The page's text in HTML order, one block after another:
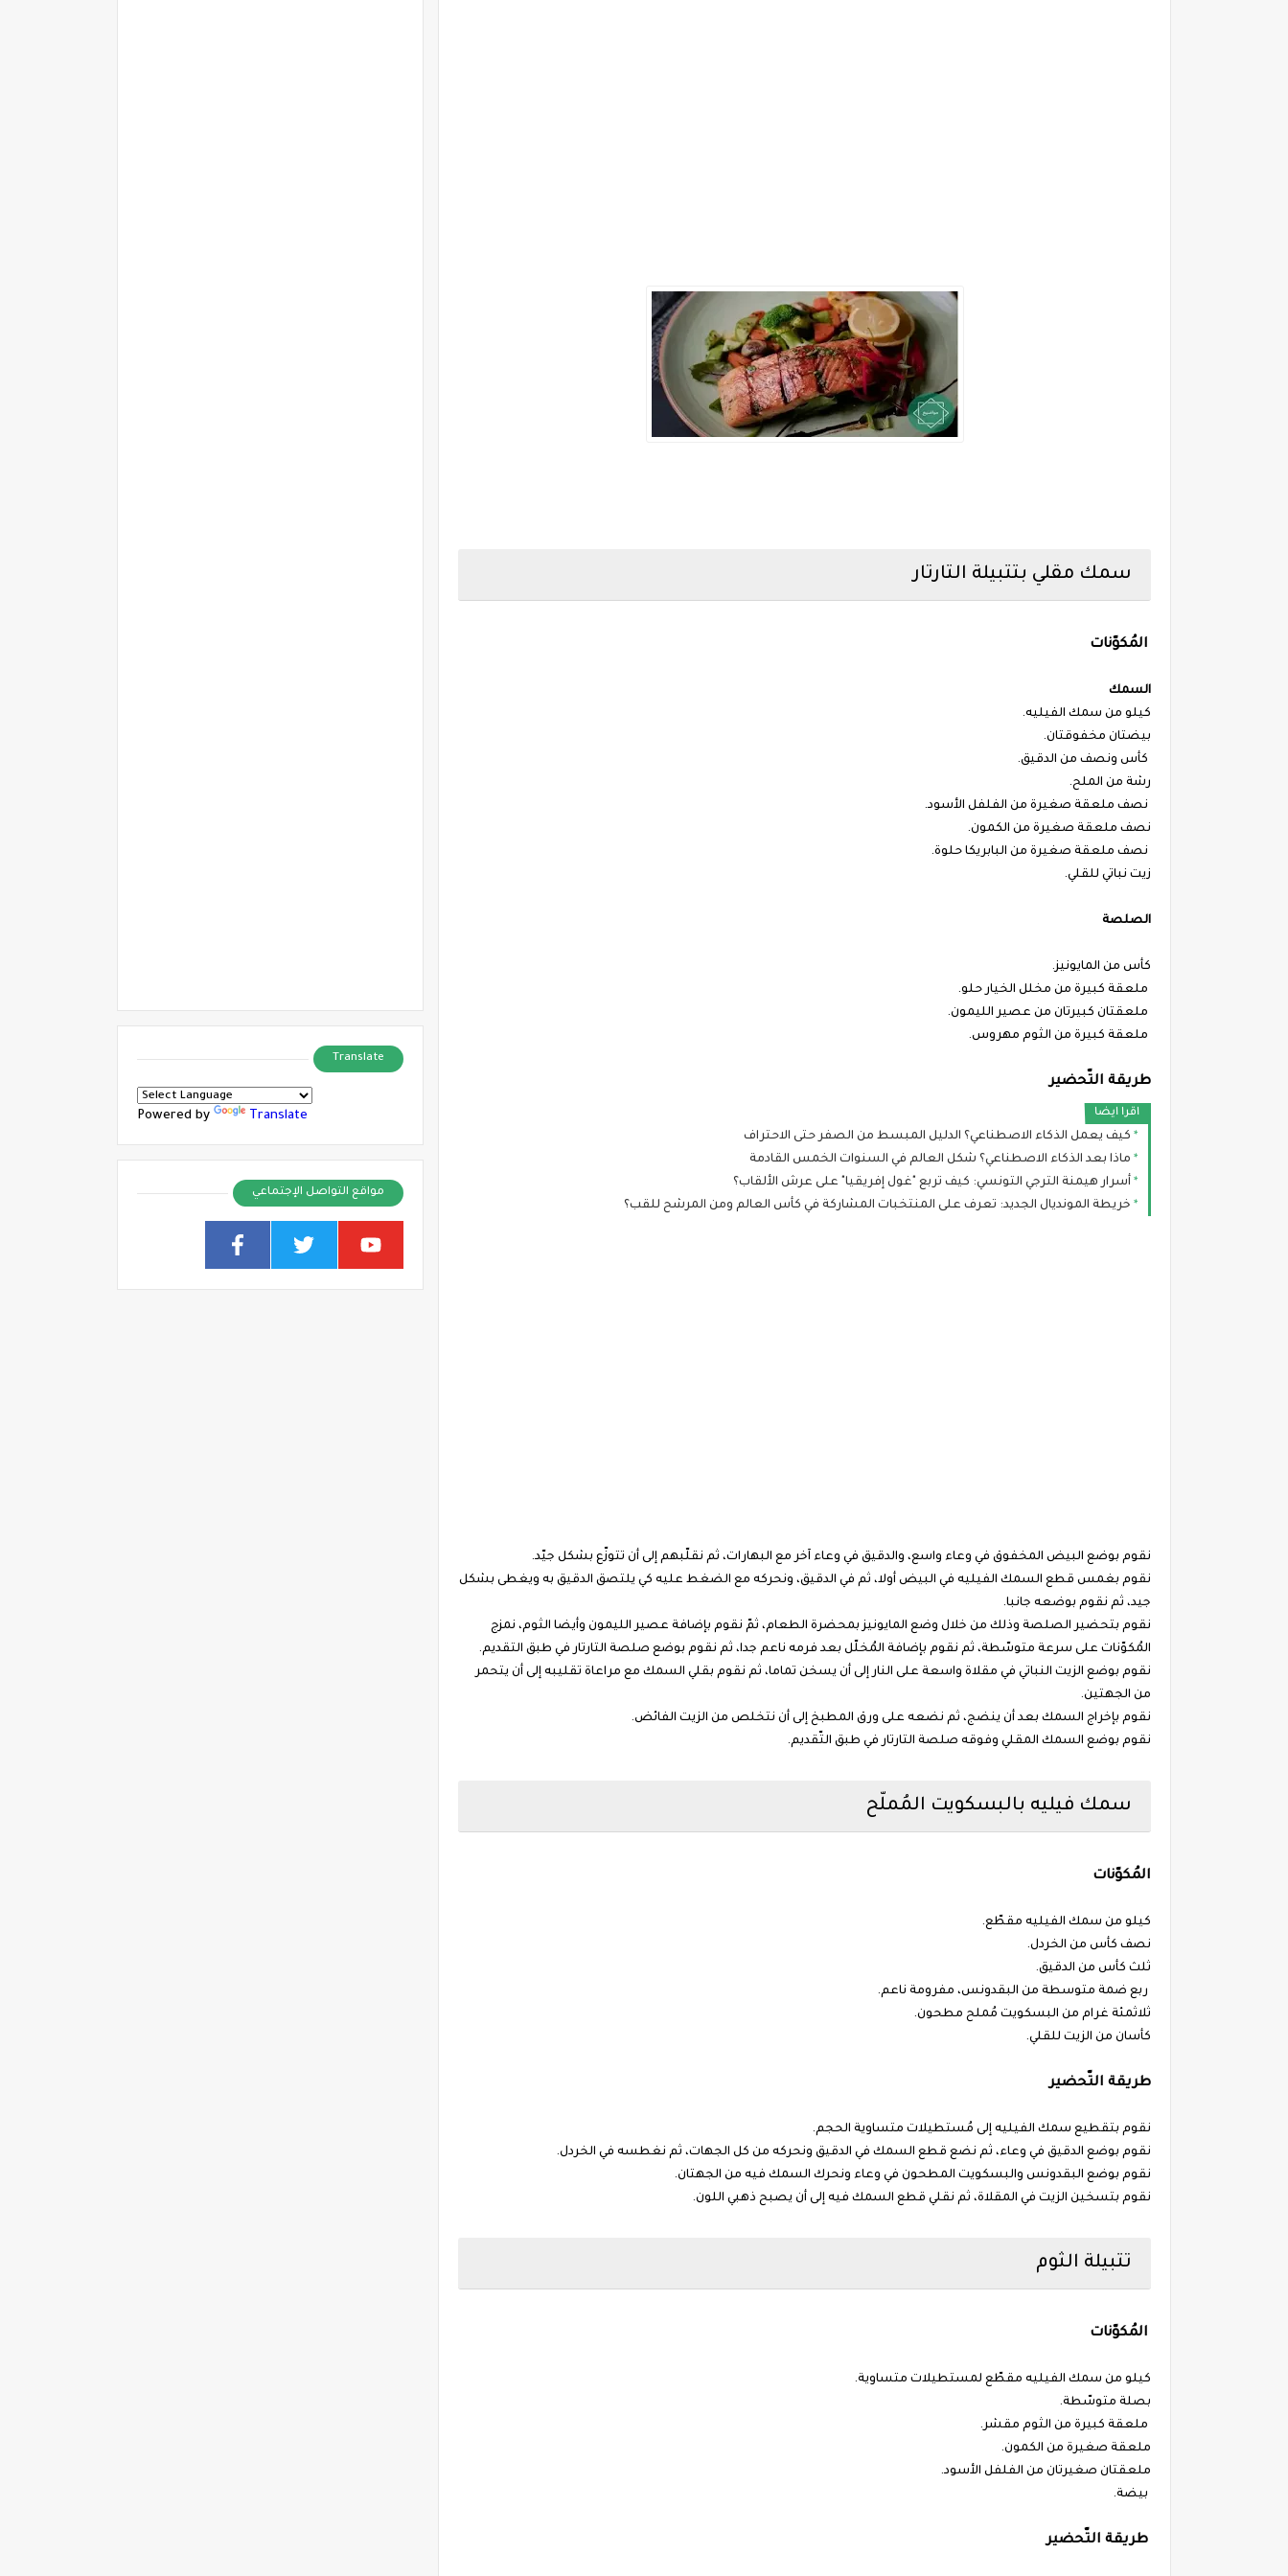
سمك مقلي بتتبيلة التارتار
المُكوّنات
السمك
كيلو من سمك الفيليه.
بيضتان مخفوقتان.
كأس ونصف من الدقيق.
رشة من الملح.
نصف ملعقة صغيرة من الفلفل الأسود.
نصف ملعقة صغيرة من الكمون.
نصف ملعقة صغيرة من البابريكا حلوة.
زيت نباتي للقلي.
الصلصة
كأس من المايونيز.
ملعقة كبيرة من مخلل الخيار حلو.
ملعقتان كبيرتان من عصير الليمون.
ملعقة كبيرة من الثوم مهروس.
طريقة التّحضير
اقرا ايضا
كيف يعمل الذكاء الاصطناعي؟ الدليل المبسط من الصفر حتى الاحتراف
ماذا بعد الذكاء الاصطناعي؟ شكل العالم في السنوات الخمس القادمة
أسرار هيمنة الترجي التونسي: كيف تربع "غول إفريقيا" على عرش الألقاب؟
خريطة المونديال الجديد: تعرف على المنتخبات المشاركة في كأس العالم ومن المرشح للقب؟
نقوم بوضع البيض المخفوق في وعاء واسع، والدقيق في وعاء آخر مع البهارات، ثم نقلّبهم إلى أن تتوزّع بشكل جيّد.
نقوم بغمس قطع السمك الفيليه في البيض أولا، ثم في الدقيق، ونحركه مع الضغط عليه كي يلتصق الدقيق به ويغطى بشكل
جيد، ثم نقوم بوضعه جانبا.
نقوم بتحضير الصلصة وذلك من خلال وضع المايونيز بمحضرة الطعام، ثمّ نقوم بإضافة عصير الليمون وأيضا الثوم، نمزج
المُكوّنات على سرعة متوسّطة، ثم نقوم بإضافة المُخلّل بعد فرمه ناعم جدا، ثم نقوم بوضع صلصة التارتار في طبق التقديم.
نقوم بوضع الزيت النباتي في مقلاة واسعة على النار إلى أن يسخن تماما، ثم نقوم بقلي السمك مع مراعاة تقليبه إلى أن يتحمر
من الجهتين.
نقوم بإخراج السمك بعد أن ينضج، ثم نضعه على ورق المطبخ إلى أن نتخلص من الزيت الفائض.
نقوم بوضع السمك المقلي وفوقه صلصة التارتار في طبق التّقديم.
سمك فيليه بالبسكويت المُملّح
المُكوّنات
كيلو من سمك الفيليه مقطّع.
نصف كأس من الخردل.
ثلث كأس من الدقيق.
ربع ضمة متوسطة من البقدونس، مفرومة ناعم.
ثلاثمئة غرام من البسكويت مُملح مطحون.
كأسان من الزيت للقلي.
طريقة التّحضير
نقوم بتقطيع سمك الفيليه إلى مُستطيلات متساوية الحجم.
نقوم بوضع الدقيق في وعاء، ثم نضع قطع السمك في الدقيق ونحركه من كل الجهات، ثم نغطسه في الخردل.
نقوم بوضع البقدونس والبسكويت المطحون في وعاء ونحرك السمك فيه من الجهتان.
نقوم بتسخين الزيت في المقلاة، ثم نقلي قطع السمك فيه إلى أن يصبح ذهبي اللون.
تتبيلة الثوم
المُكوّنات
كيلو من سمك الفيليه مقطّع لمستطيلات متساوية.
بصلة متوسّطة.
ملعقة كبيرة من الثوم مقشر.
ملعقة صغيرة من الكمون.
ملعقتان صغيرتان من الفلفل الأسود.
بيضة.
طريقة التّحضير
Translate
Powered by Translate
مواقع التواصل الإجتماعي